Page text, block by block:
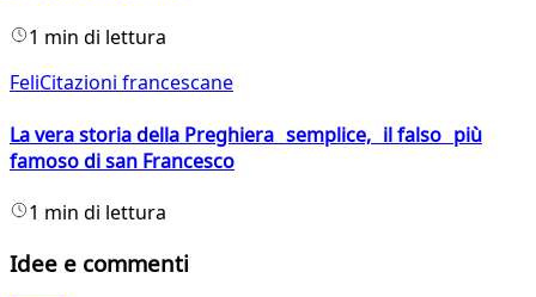
1 min di lettura
FeliCitazioni francescane
La vera storia della Preghiera semplice, il falso più
famoso di san Francesco
1 min di lettura
Idee e commenti